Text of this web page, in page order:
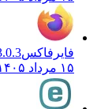
فایرفاکس
۱۵ مرداد ۱۴۰۵